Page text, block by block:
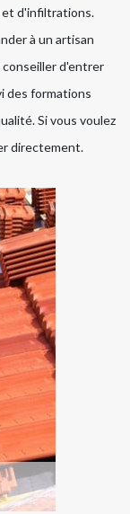
et d'infiltrations.
à un artisan
conseiller d'entrer
des formations
Si vous voulez
directement.